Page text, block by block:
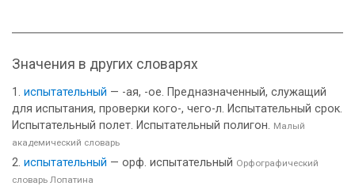
Значения в других словарях
испытательный — -ая, -ое. Предназначенный, служащий
для испытания, проверки кого-, чего-л. Испытательный срок.
Испытательный полет. Испытательный полигон. Малый
академический словарь
испытательный — орф. испытательный Орфографический
словарь Лопатина